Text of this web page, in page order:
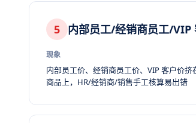
5 内部员工/经销商员工/VIP
现象
内部员工价、经销商员工价、VIP 客户价挤
商品上，HR/经销商/销售手工核算易出错